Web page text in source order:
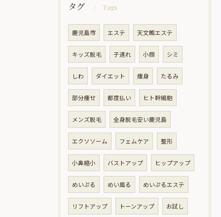
タグ Tags
鹿児島市 エステ 天文館エステ
キッズ脱毛 子連れ 小顔 シミ
しわ ダイエット 痩身 たるみ
部分痩せ 都度払い ヒト幹細胞
メンズ脱毛 全身脱毛安い鹿児島
エクソソーム フェムケア 整形
小鼻縮小 バストアップ ヒップアップ
めいぷる めい風る めいぷるエステ
リフトアップ トーンアップ お試し